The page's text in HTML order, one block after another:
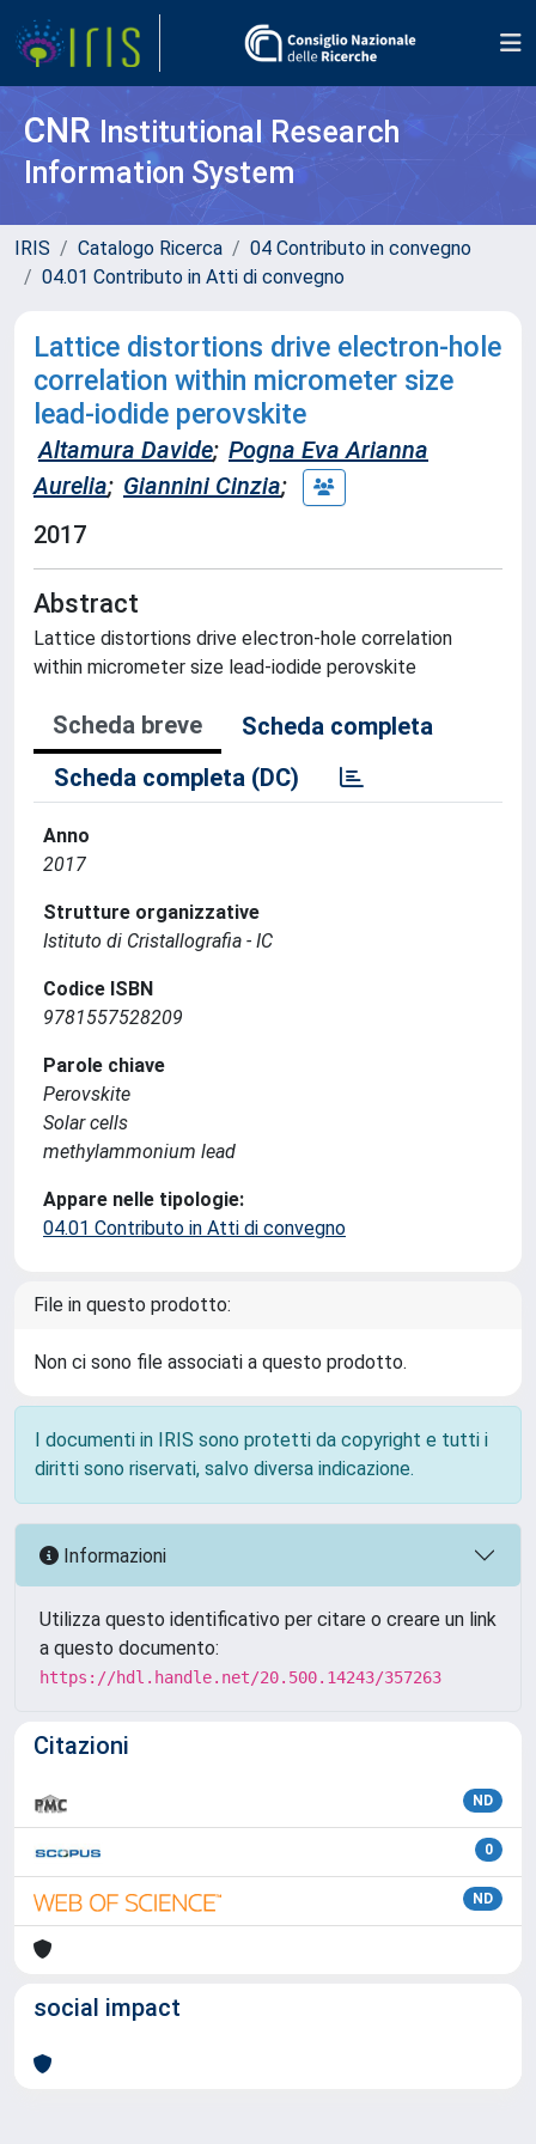
CNR Institutional Research
Information System
IRIS Catalogo Ricerca
04 Contributo in convegno
04.01 Contributo in Atti di convegno
Lattice distortions drive electron-hole
correlation within micrometer size
lead-iodide perovskite
Altamura Davide; Pogna Eva Arianna
Aurelia; Giannini Cinzia;
2017
Abstract
Lattice distortions drive electron-hole correlation
within micrometer size lead-iodide perovskite
Scheda breve
Scheda completa
Scheda completa (DC)
Anno
2017
Strutture organizzative
Istituto di Cristallografia - IC
Codice ISBN
9781557528209
Parole chiave
Perovskite
Solar cells
methylammonium lead
Appare nelle tipologie:
04.01 Contributo in Atti di convegno
File in questo prodotto:
Non ci sono file associati a questo prodotto.
I documenti in IRIS sono protetti da copyright e tutti i
diritti sono riservati, salvo diversa indicazione.
Informazioni
Utilizza questo identificativo per citare o creare un link
a questo documento:
https://hdl.handle.net/20.500.14243/357263
Citazioni
ND
0
ND
social impact